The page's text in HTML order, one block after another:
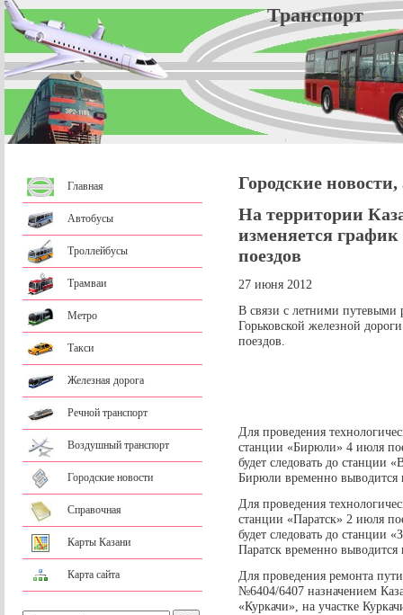
Главная
Автобусы
Троллейбусы
Трамваи
Метро
Такси
Железная дорога
Речной транспорт
Воздушный транспорт
Городские новости
Справочная
Карты Казани
Карта сайта
Городские
На территории
изменяется
поездов
27 июня 2012
В связи с летними путевыми
Горьковской железной
поездов.
Для проведения
станции «Бирюли» 4 июля
будет следовать до станции
Бирюли временно выводится
Для проведения
станции «Паратск» 2 июля
будет следовать до станции
Паратск временно выводится
Для проведения ремонта
№6404/6407 назначением
«Куркачи», на участке